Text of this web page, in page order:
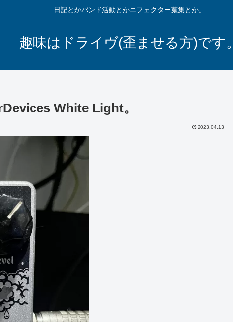
日記とかバンド活動とかエフェクター蒐集とか。
趣味はドライヴ(歪ませる方)です。
White Light。
2023.04.13